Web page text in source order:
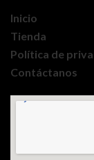
Inicio
Tienda
Política de
Contáctanos